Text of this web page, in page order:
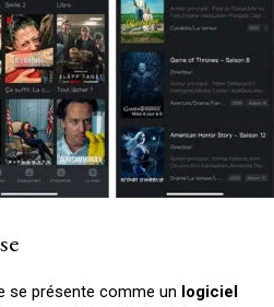
se présente comme un logiciel